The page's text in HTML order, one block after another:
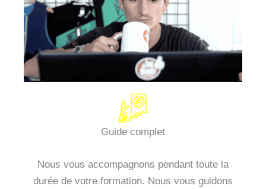
Guide complet
Nous vous accompagnons pendant toute la
durée de votre formation. Nous vous guidons